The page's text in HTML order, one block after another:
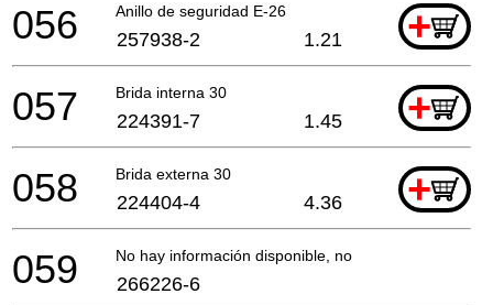
Anillo de seguridad E-26 +
056 257938-2 1.21
Brida interna 30 +
057 224391-7 1.45
Brida externa 30 +
058 224404-4 4.36
No hay información disponible, no se puede pedir
059 266226-6